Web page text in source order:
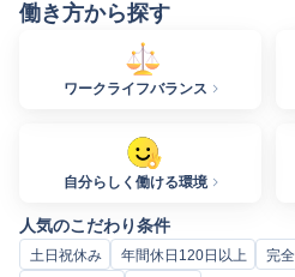
働き方から探す
ワークライフバランス
自分らしく働ける環境
人気のこだわり条件
土日祝休み 年間休日120日以上 完